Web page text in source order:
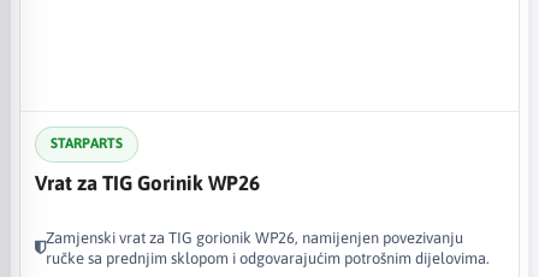
STARPARTS
Vrat za TIG Gorinik WP26
Zamjenski vrat za TIG gorionik WP26, namijenjen povezivanju
ručke sa prednjim sklopom i odgovarajućim potrošnim dijelovima.